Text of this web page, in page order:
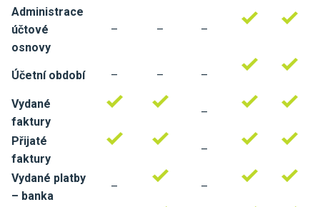
Administrace
účtové
osnovy
– – –
Účetní období – – –
Vydané
faktury
–
Přijaté
faktury
–
Vydané platby
– banka
– –